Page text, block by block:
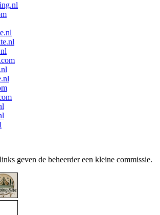
geven de beheerder een kleine commissie.